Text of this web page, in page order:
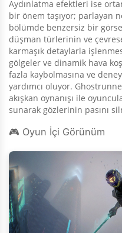
Aydınlatma efektleri ise
bir önem taşıyor; parlayan
bölümde benzersiz bir
düşman türlerinin ve
karmaşık detaylarla
gölgeler ve dinamik hava
fazla kaybolmasına ve
yardımcı oluyor.
akışkan oynanışı ile
sunarak gözlerinin pasını
🎮 Oyun İçi Görünüm